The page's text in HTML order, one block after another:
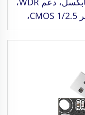
عدسة واسعة الزاوية، مستشعر CMOS 1/2.5،
للتعرف على